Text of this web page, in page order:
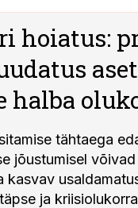
hoiatus:
halba
tähtaega
jõustumisel võivad
kasvav
ja